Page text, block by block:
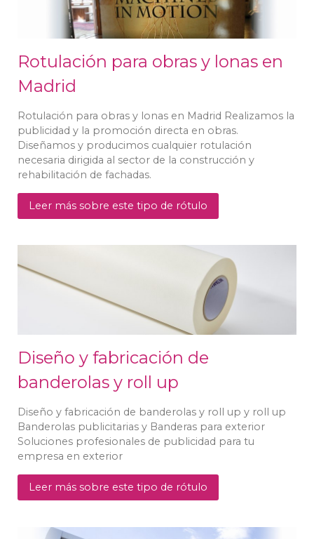
Rotulación para obras y lonas en
Madrid
Rotulación para obras y lonas en Madrid Realizamos la
publicidad y la promoción directa en obras.
Diseñamos y producimos cualquier rotulación
necesaria dirigida al sector de la construcción y
rehabilitación de fachadas.
Leer más sobre este tipo de rótulo
Diseño y fabricación de
banderolas y roll up
Diseño y fabricación de banderolas y roll up y roll up
Banderolas publicitarias y Banderas para exterior
Soluciones profesionales de publicidad para tu
empresa en exterior
Leer más sobre este tipo de rótulo